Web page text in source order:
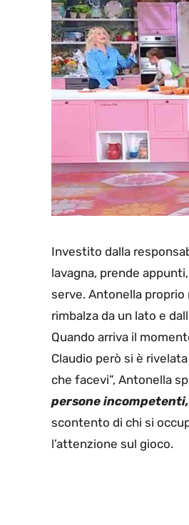
Investito dalla
lavagna, prende
serve. Antonella proprio
rimbalza da un lato e
Quando arriva il
Claudio però si è
che facevi”, Antonella
persone
scontento di chi si
l’attenzione sul gioco.